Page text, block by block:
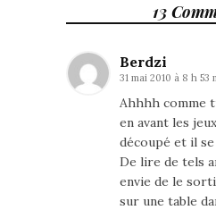
13
Berdzi
31 mai 2010 à 8 h 53
Ahhhh comme
en avant les
découpé et il
De lire de tels
envie de le
sur une table